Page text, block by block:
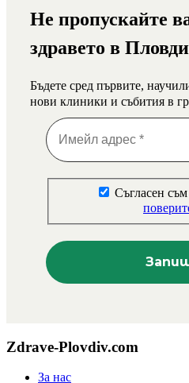
Не пропускайте
здравето в
Бъдете сред първите,
нови клиники и събития в
Съгласен съм
Zdrave-Plovdiv.com
За нас